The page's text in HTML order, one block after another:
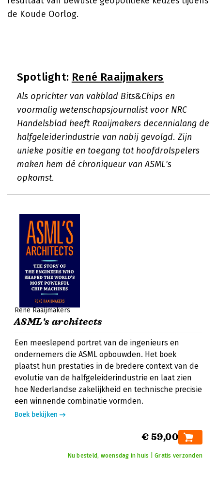
de Koude Oorlog.
Spotlight: René Raaijmakers
Als oprichter van vakblad Bits&Chips en
voormalig wetenschapsjournalist voor NRC
Handelsblad heeft Raaijmakers decennialang de
halfgeleiderindustrie van nabij gevolgd. Zijn
unieke positie en toegang tot hoofdrolspelers
maken hem dé chroniqueur van ASML's
opkomst.
René Raaijmakers
ASML's architects
Een meeslepend portret van de ingenieurs en
ondernemers die ASML opbouwden. Het boek
plaatst hun prestaties in de bredere context van de
evolutie van de halfgeleiderindustrie en laat zien
hoe Nederlandse zakelijkheid en technische precisie
een winnende combinatie vormden.
Boek bekijken
€ 59,00
Nu besteld, woensdag in huis | Gratis verzonden